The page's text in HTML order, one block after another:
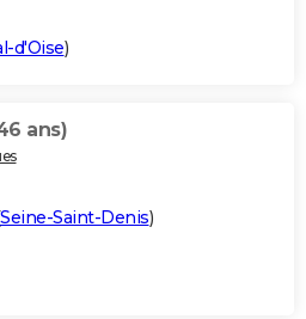
d'Oise)
ans)
Seine-Saint-Denis)